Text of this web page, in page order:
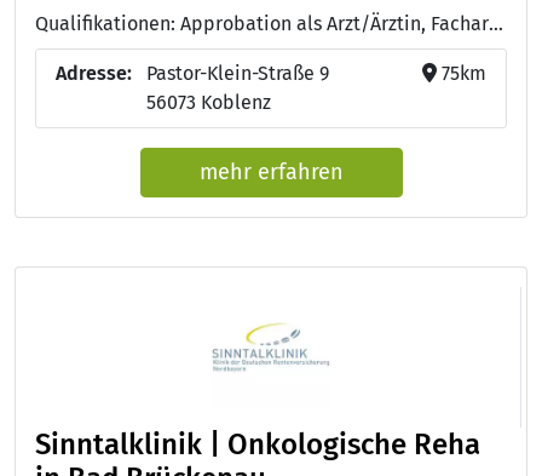
Qualifikationen: Approbation als Arzt/Ärztin, Facharzt/Fachärztin für Urologie, Facharzt/Fachärztin für Physikalische und Rehabilitative Medizin
Adresse:
Pastor-Klein-Straße 9
56073 Koblenz
75km
mehr erfahren
Sinntalklinik | Onkologische Reha